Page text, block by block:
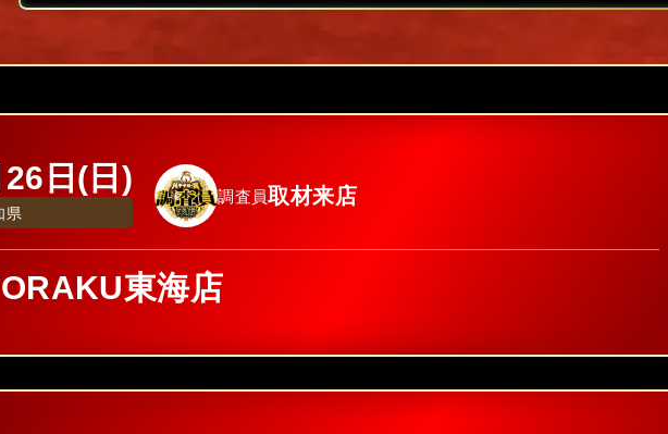
日(日)
県
調査員取材来店
東海店